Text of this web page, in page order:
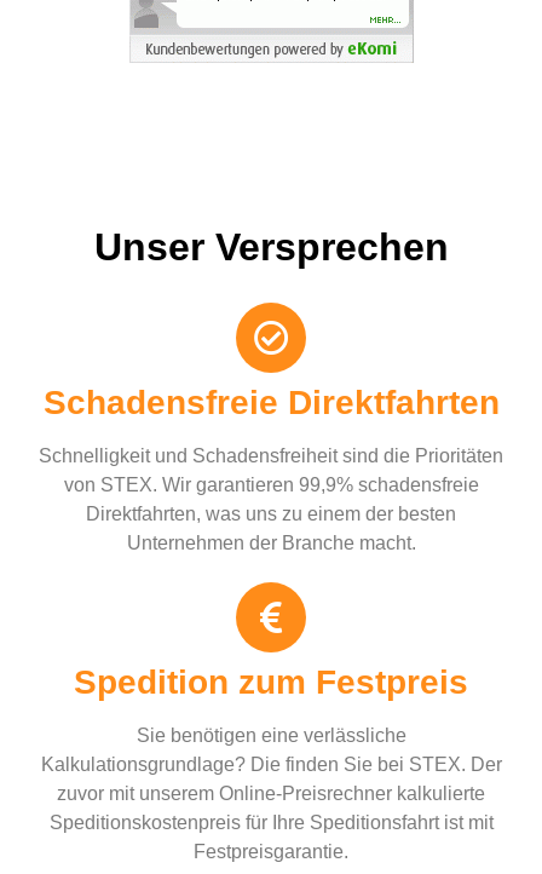
Unser Versprechen
Schadensfreie Direktfahrten
Schnelligkeit und Schadensfreiheit sind die Prioritäten
von STEX. Wir garantieren 99,9% schadensfreie
Direktfahrten, was uns zu einem der besten
Unternehmen der Branche macht.
Spedition zum Festpreis
Sie benötigen eine verlässliche
Kalkulationsgrundlage? Die finden Sie bei STEX. Der
zuvor mit unserem Online-Preisrechner kalkulierte
Speditionskostenpreis für Ihre Speditionsfahrt ist mit
Festpreisgarantie.